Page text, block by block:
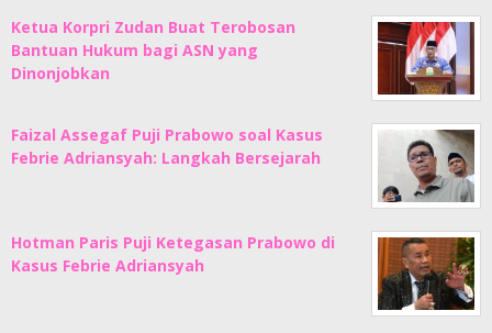
Ketua Korpri Zudan Buat Terobosan
Bantuan Hukum bagi ASN yang
Dinonjobkan
Faizal Assegaf Puji Prabowo soal Kasus
Febrie Adriansyah: Langkah Bersejarah
Hotman Paris Puji Ketegasan Prabowo di
Kasus Febrie Adriansyah